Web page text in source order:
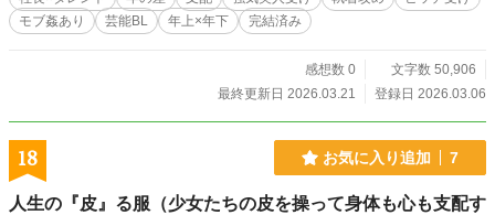
モブ姦あり
芸能BL 年上×年下 完結済み
感想数 0
文字数 50,906
最終更新日 2026.03.21
登録日 2026.03.06
18 お気に入り追加 7
人生の『皮』る服（少女たちの皮を操って身体も心も支配す